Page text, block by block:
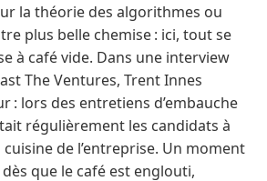
la théorie des algorithmes ou
plus belle chemise : ici, tout se
à café vide. Dans une interview
The Ventures, Trent Innes
: lors des entretiens d’embauche
régulièrement les candidats à
de l’entreprise. Un moment
que le café est englouti,